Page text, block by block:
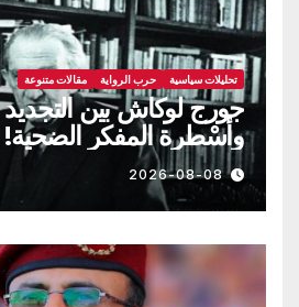
تحليلات سياسية حرب الرواية مقالات متنوعة
جورج لوكاش بين
وأسْطرة المفكر الضحية!
2026-08-08